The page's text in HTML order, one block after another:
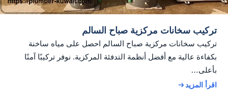
تركيب سخانات مركزية صباح السالم
تركيب سخانات مركزية صباح السالم احصل على مياه ساخنة
بكفاءة عالية مع أفضل أنظمة التدفئة المركزية. نوفر تركيبًا آمنًا
بأعلى…
اقرأ المزيد